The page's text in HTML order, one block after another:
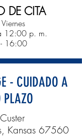
DE CITA
Viernes
12:00 p. m.
16:00
- CUIDADO A
PLAZO
Kansas 67560